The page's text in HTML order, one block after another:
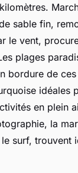
sable fin,
le vent,
plages
bordure de
idéales
en plein
la
surf, trouvent